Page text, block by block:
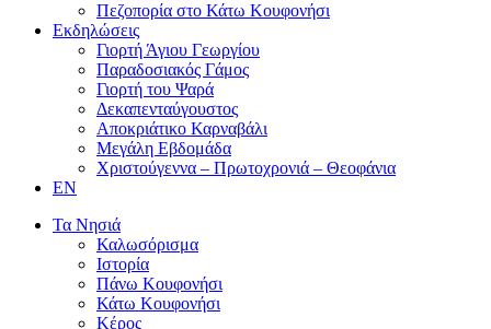
Πεζοπορία στο Κάτω Κουφονήσι
Εκδηλώσεις
Γιορτή Άγιου Γεωργίου
Παραδοσιακός Γάμος
Γιορτή του Ψαρά
Δεκαπενταύγουστος
Αποκριάτικο Καρναβάλι
Μεγάλη Εβδομάδα
Χριστούγεννα – Πρωτοχρονιά – Θεοφάνια
EN
Τα Νησιά
Καλωσόρισμα
Ιστορία
Πάνω Κουφονήσι
Κάτω Κουφονήσι
Κέρος